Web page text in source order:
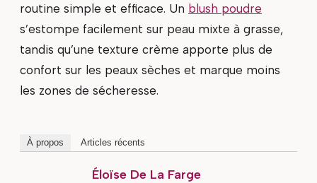
routine simple et efficace. Un blush poudre
s’estompe facilement sur peau mixte à grasse,
tandis qu’une texture crème apporte plus de
confort sur les peaux sèches et marque moins
les zones de sécheresse.
À propos Articles récents
Éloïse De La Farge